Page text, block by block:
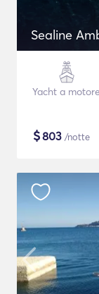
Sealine
Yacht a motore
$803 /notte